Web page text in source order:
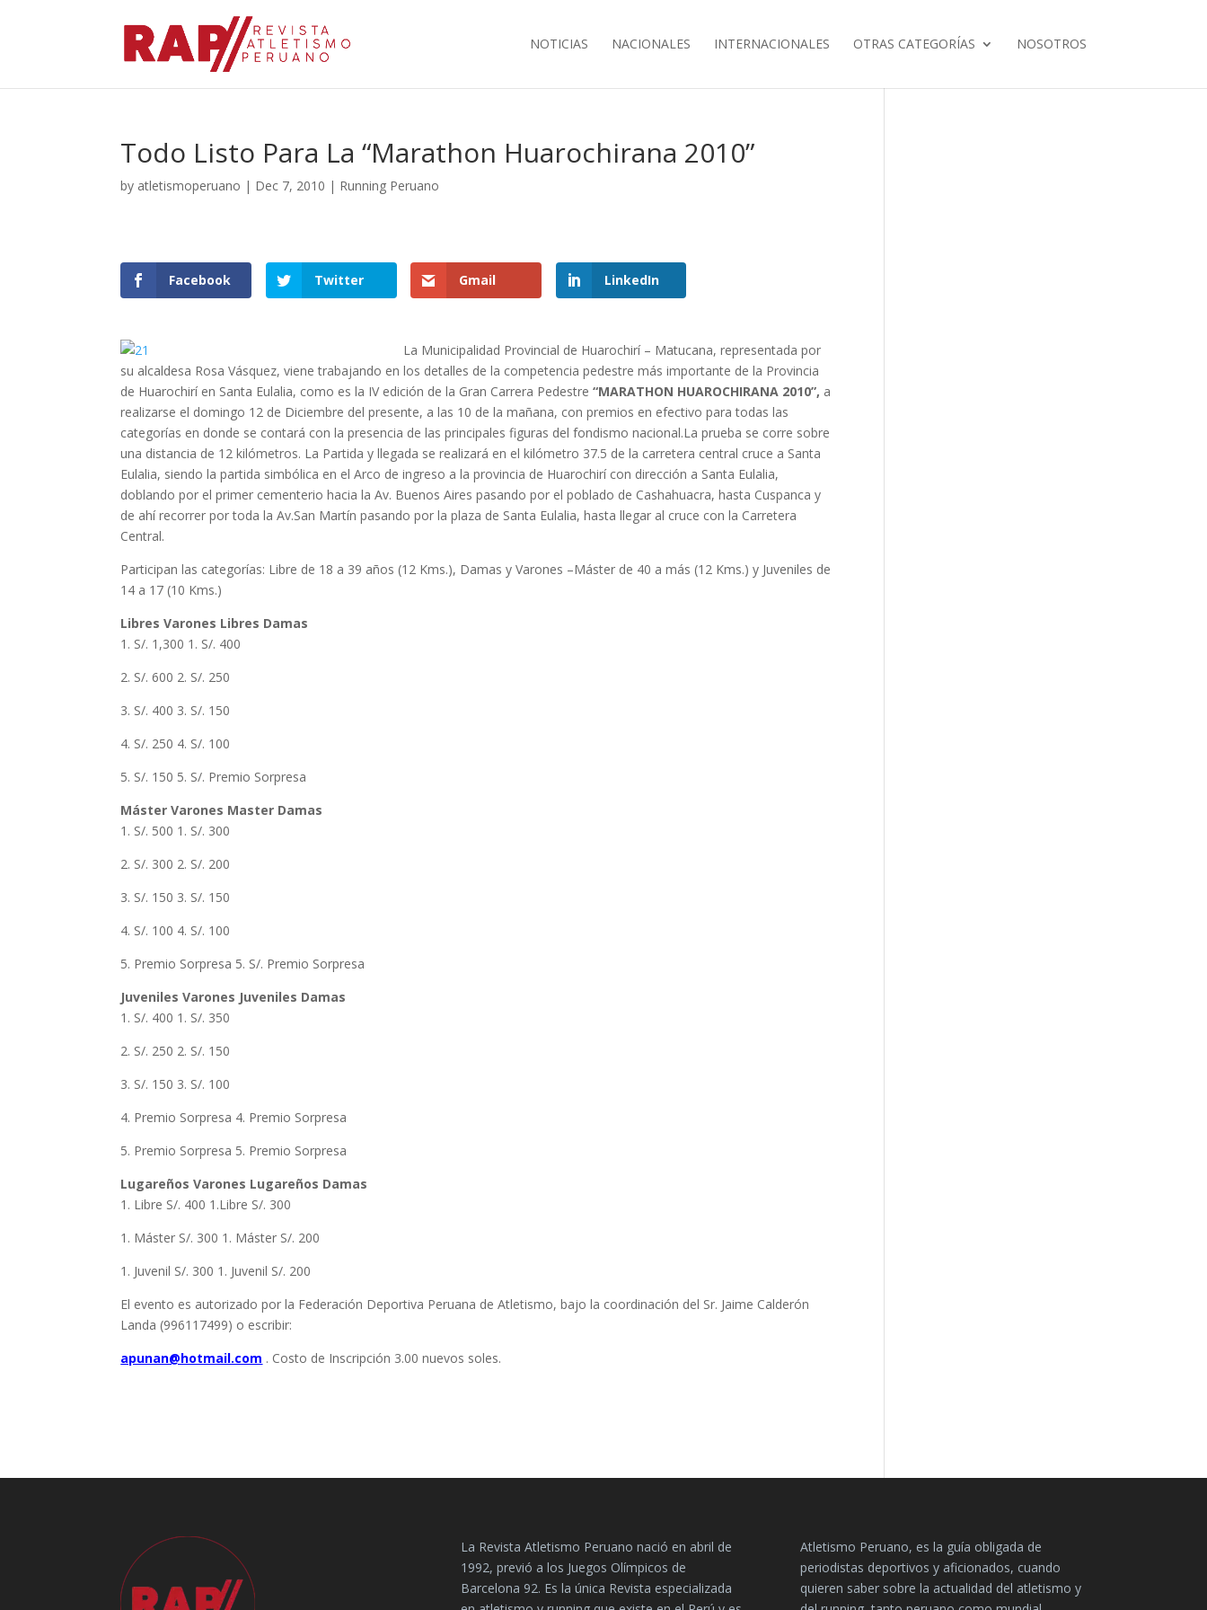
NOTICIAS NACIONALES INTERNACIONALES OTRAS CATEGORÍAS NOSOTROS
Todo Listo Para La “Marathon Huarochirana 2010”
by atletismoperuano | Dec 7, 2010 | Running Peruano
Facebook Twitter Gmail LinkedIn
La Municipalidad Provincial de Huarochirí – Matucana, representada por
su alcaldesa Rosa Vásquez, viene trabajando en los detalles de la competencia pedestre más importante de la Provincia
de Huarochirí en Santa Eulalia, como es la IV edición de la Gran Carrera Pedestre“MARATHON HUAROCHIRANA 2010”, a
realizarse el domingo 12 de Diciembre del presente, a las 10 de la mañana, con premios en efectivo para todas las
categorías en donde se contará con la presencia de las principales figuras del fondismo nacional.La prueba se corre sobre
una distancia de 12 kilómetros. La Partida y llegada se realizará en el kilómetro 37.5 de la carretera central cruce a Santa
Eulalia, siendo la partida simbólica en el Arco de ingreso a la provincia de Huarochirí con dirección a Santa Eulalia,
doblando por el primer cementerio hacia la Av. Buenos Aires pasando por el poblado de Cashahuacra, hasta Cuspanca y
de ahí recorrer por toda la Av.San Martín pasando por la plaza de Santa Eulalia, hasta llegar al cruce con la Carretera
Central.
Participan las categorías: Libre de 18 a 39 años (12 Kms.), Damas y Varones –Máster de 40 a más (12 Kms.) y Juveniles de
14 a 17 (10 Kms.)
Libres Varones Libres Damas
1. S/. 1,300 1. S/. 400
2. S/. 600 2. S/. 250
3. S/. 400 3. S/. 150
4. S/. 250 4. S/. 100
5. S/. 150 5. S/. Premio Sorpresa
Máster Varones Master Damas
1. S/. 500 1. S/. 300
2. S/. 300 2. S/. 200
3. S/. 150 3. S/. 150
4. S/. 100 4. S/. 100
5. Premio Sorpresa 5. S/. Premio Sorpresa
Juveniles Varones Juveniles Damas
1. S/. 400 1. S/. 350
2. S/. 250 2. S/. 150
3. S/. 150 3. S/. 100
4. Premio Sorpresa 4. Premio Sorpresa
5. Premio Sorpresa 5. Premio Sorpresa
Lugareños Varones Lugareños Damas
1. Libre S/. 400 1.Libre S/. 300
1. Máster S/. 300 1. Máster S/. 200
1. Juvenil S/. 300 1. Juvenil S/. 200
El evento es autorizado por la Federación Deportiva Peruana de Atletismo, bajo la coordinación del Sr. Jaime Calderón
Landa (996117499) o escribir:
apunan@hotmail.com . Costo de Inscripción 3.00 nuevos soles.
La Revista Atletismo Peruano nació en abril de
1992, previó a los Juegos Olímpicos de
Barcelona 92. Es la única Revista especializada
Atletismo Peruano, es la guía obligada de
periodistas deportivos y aficionados, cuando
quieren saber sobre la actualidad del atletismo y